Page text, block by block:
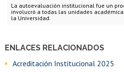
La autoevaluación institucional fue un
involucró a todas las unidades
la Universidad.
ENLACES RELACIONADOS
Acreditación Institucional 2025